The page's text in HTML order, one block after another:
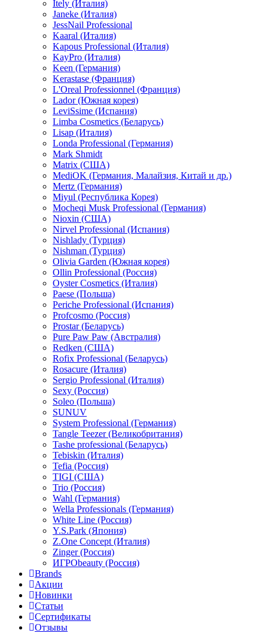
Itely (Италия)
Janeke (Италия)
JessNail Professional
Kaaral (Италия)
Kapous Professional (Италия)
KayPro (Италия)
Keen (Германия)
Kerastase (Франция)
L'Oreal Professionnel (Франция)
Lador (Южная корея)
LeviSsime (Испания)
Limba Cosmetics (Беларусь)
Lisap (Италия)
Londa Professional (Германия)
Mark Shmidt
Matrix (США)
MediOK (Германия, Малайзия, Китай и др.)
Mertz (Германия)
Miyul (Республика Корея)
Mocheqi Musk Professional (Германия)
Nioxin (США)
Nirvel Professional (Испания)
Nishlady (Турция)
Nishman (Турция)
Olivia Garden (Южная корея)
Ollin Professional (Россия)
Oyster Cosmetics (Италия)
Paese (Польша)
Periche Professional (Испания)
Profcosmo (Россия)
Prostar (Беларусь)
Pure Paw Paw (Австралия)
Redken (США)
Rofix Professional (Беларусь)
Rosacure (Италия)
Sergio Professional (Италия)
Sexy (Россия)
Soleo (Польша)
SUNUV
System Professional (Германия)
Tangle Teezer (Великобритания)
Tashe professional (Беларусь)
Tebiskin (Италия)
Tefia (Россия)
TIGI (США)
Trio (Россия)
Wahl (Германия)
Wella Professionals (Германия)
White Line (Россия)
Y.S.Park (Япония)
Z.One Concept (Италия)
Zinger (Россия)
ИГРОbeauty (Россия)
Brands
Акции
Новинки
Статьи
Сертификаты
Отзывы